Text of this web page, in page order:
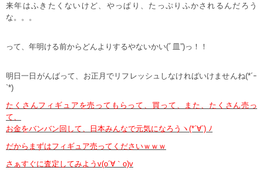
来年はふきたくないけど、やっぱり、たっぷりふかされるんだろう
な。。。
って、年明ける前からどんよりするやないかい(ﾞ皿”)っ！！
明日一日がんばって、お正月でリフレッシュしなければいけませんね(*´ｰ
`*)
たくさんフィギュアを売ってもらって、買って、また、たくさん売っ
て、
お金をバンバン回して、日本みんなで元気になろうヽ(*´∀`) ﾉ
だからまずはフィギュア売ってくださいｗｗｗ
さぁすぐに査定してみようv(o´∀｀o)v